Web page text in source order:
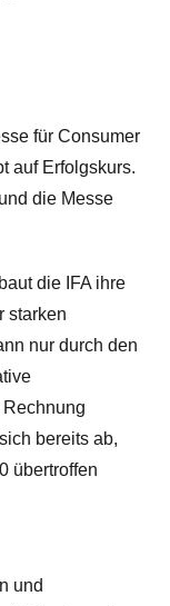
für Consumer
auf Erfolgskurs.
die Messe
die IFA ihre
starken
nur durch den
bereits ab,
übertroffen
und